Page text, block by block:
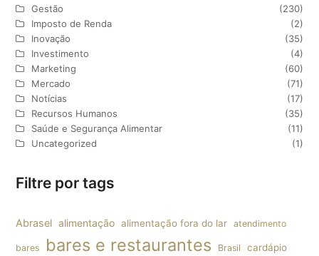
Gestão
(230)
Imposto de Renda
(2)
Inovação
(35)
Investimento
(4)
Marketing
(60)
Mercado
(71)
Notícias
(17)
Recursos Humanos
(35)
Saúde e Segurança Alimentar
(11)
Uncategorized
(1)
Filtre por tags
Abrasel alimentação alimentação fora do lar atendimento
bares bares e restaurantes Brasil cardápio